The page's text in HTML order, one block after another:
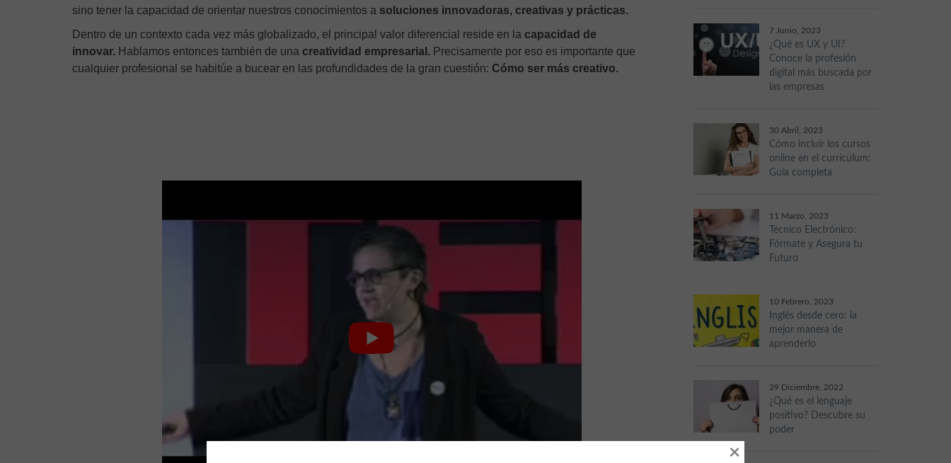
sino tener la capacidad de orientar nuestros conocimientos a soluciones innovadoras, creativas y prácticas.
Dentro de un contexto cada vez más globalizado, el principal valor diferencial reside en la capacidad de
innovar. Hablamos entonces también de una creatividad empresarial. Precisamente por eso es importante que
cualquier profesional se habitúe a bucear en las profundidades de la gran cuestión: Cómo ser más creativo.
7 Junio, 2023
¿Qué es UX y UI?
Conoce la profesión
digital más buscada por
las empresas
30 Abril, 2023
Cómo incluir los cursos
online en el currículum:
Guía completa
11 Marzo, 2023
Técnico Electrónico:
Fórmate y Asegura tu
Futuro
10 Febrero, 2023
Inglés desde cero: la
mejor manera de
aprenderlo
29 Diciembre, 2022
¿Qué es el lenguaje
positivo? Descubre su
poder
×